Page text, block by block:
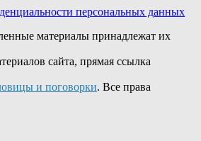
персональных данных
материалы принадлежат их
сайта, прямая ссылка
и поговорки. Все права